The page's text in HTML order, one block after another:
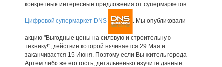
конкретные интересные предложения от супермаркетов
Цифровой супермаркет DNS . Мы опубликовали
акцию "Выгодные цены на силовую и строительную
технику!", действие которой начинается 29 Мая и
заканчивается 15 Июня. Поэтому если Вы житель города
Артем либо же его гость, детальненько изучите данные